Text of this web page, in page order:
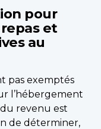
pour
et
au
pas exemptés
l’hébergement
revenu est
de déterminer,